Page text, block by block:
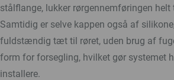
stålflange, lukker rørgennemføringen
Samtidig er selve kappen også af
fuldstændig tæt til røret, uden brug af
form for forsegling, hvilket gør systemet
installere.